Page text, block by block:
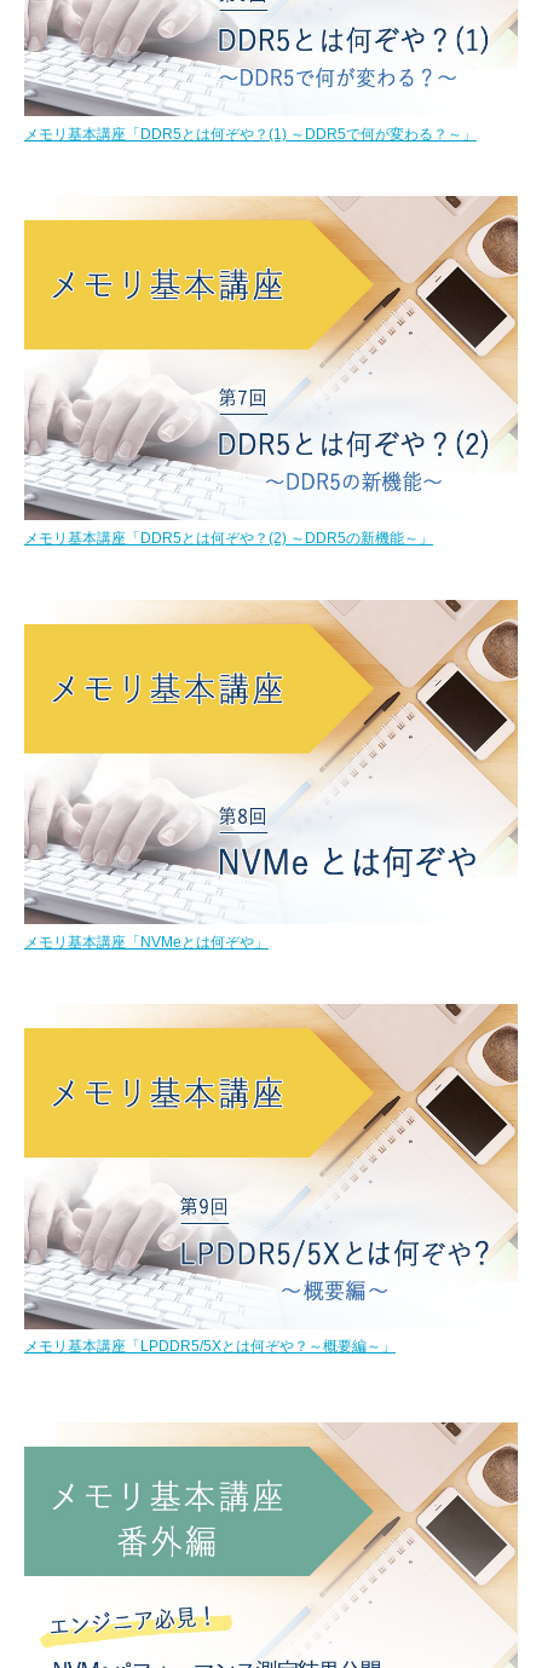
メモリ基本講座「DDR5とは何ぞや？(1) ～DDR5で何が変わる？～」
メモリ基本講座「DDR5とは何ぞや？(2) ～DDR5の新機能～」
メモリ基本講座「NVMeとは何ぞや」
メモリ基本講座「LPDDR5/5Xとは何ぞや？～概要編～」